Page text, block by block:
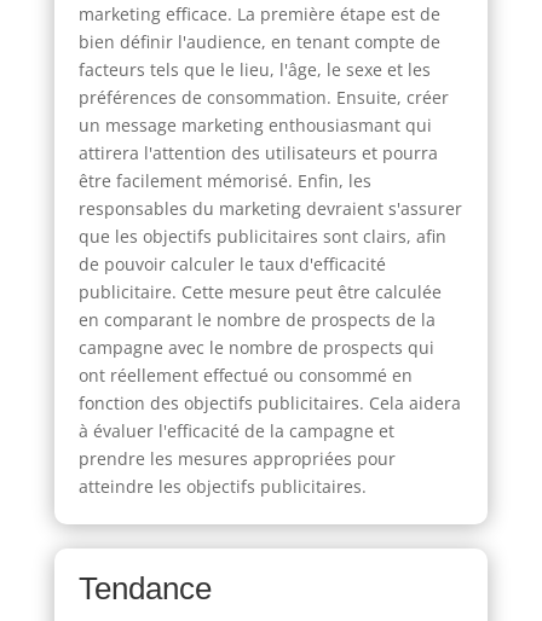
marketing efficace. La première étape est de
bien définir l'audience, en tenant compte de
facteurs tels que le lieu, l'âge, le sexe et les
préférences de consommation. Ensuite, créer
un message marketing enthousiasmant qui
attirera l'attention des utilisateurs et pourra
être facilement mémorisé. Enfin, les
responsables du marketing devraient s'assurer
que les objectifs publicitaires sont clairs, afin
de pouvoir calculer le taux d'efficacité
publicitaire. Cette mesure peut être calculée
en comparant le nombre de prospects de la
campagne avec le nombre de prospects qui
ont réellement effectué ou consommé en
fonction des objectifs publicitaires. Cela aidera
à évaluer l'efficacité de la campagne et
prendre les mesures appropriées pour
atteindre les objectifs publicitaires.
Tendance